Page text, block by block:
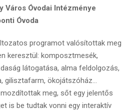
Város Óvodai Intézménye
Óvoda
programot valósítottak meg
keresztül: komposztmesék,
látogatása, alma feldolgozás,
gilisztafarm, ökojátszóház…
meg, sőt egy jelentős
is be tudtak vonni egy interaktív